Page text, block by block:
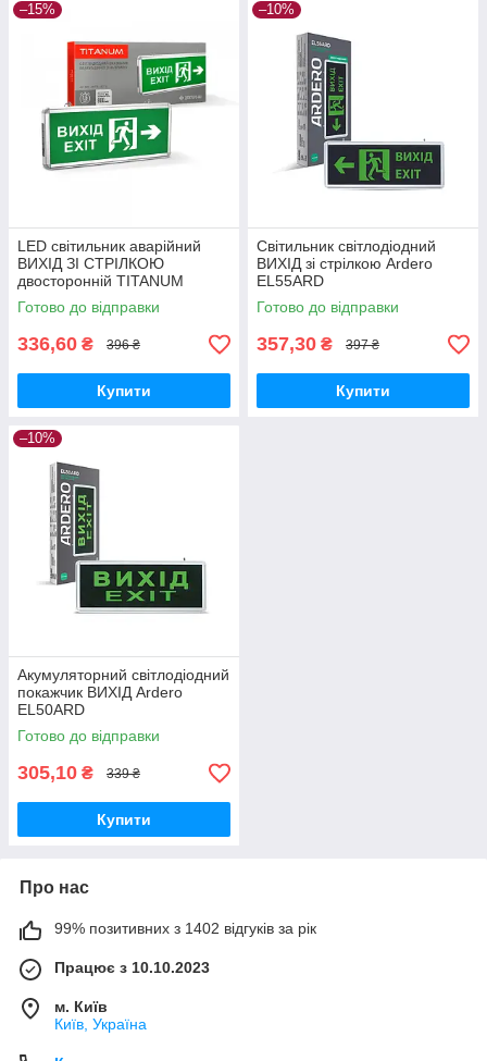
–15%
LED світильник аварійний
ВИХІД ЗІ СТРІЛКОЮ
двосторонній TITANUM
Готово до відправки
336,60 ₴ 396 ₴
Купити
–10%
Світильник світлодіодний
ВИХІД зі стрілкою Ardero
EL55ARD
Готово до відправки
357,30 ₴ 397 ₴
Купити
–10%
Акумуляторний світлодіодний
покажчик ВИХІД Ardero
EL50ARD
Готово до відправки
305,10 ₴ 339 ₴
Купити
Про нас
99% позитивних з 1402 відгуків за рік
Працює з 10.10.2023
м. Київ
Київ, Україна